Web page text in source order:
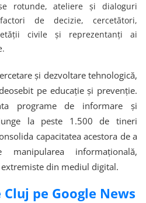
rotunde, ateliere și dialoguri
de decizie, cercetători,
civile și reprezentanți ai
și dezvoltare tehnologică,
pe educație și prevenție.
programe de informare și
la peste 1.500 de tineri
capacitatea acestora de a
informațională,
din mediul digital.
pe Google News